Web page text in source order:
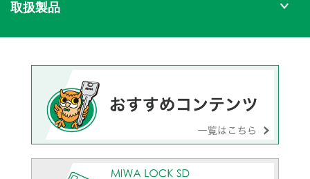
取扱製品